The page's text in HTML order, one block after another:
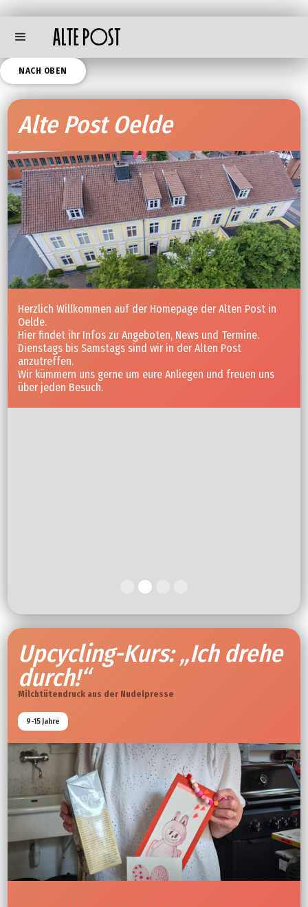
NACH OBEN
Alte Post Oelde
Herzlich Willkommen auf der Homepage der Alten Post in
Oelde.
Hier findet ihr Infos zu Angeboten, News und Termine.
Dienstags bis Samstags sind wir in der Alten Post
anzutreffen.
Wir kümmern uns gerne um eure Anliegen und freuen uns
über jeden Besuch.
Upcycling-Kurs: „Ich drehe
durch!“
Milchtütendruck aus der Nudelpresse
9-15 Jahre